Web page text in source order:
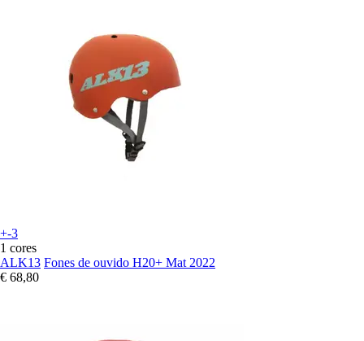
+-3
1 cores
ALK13 Fones de ouvido H20+ Mat 2022
€ 68,80